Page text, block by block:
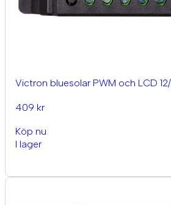
Victron bluesolar PWM och LCD
409 kr
Köp nu
I lager